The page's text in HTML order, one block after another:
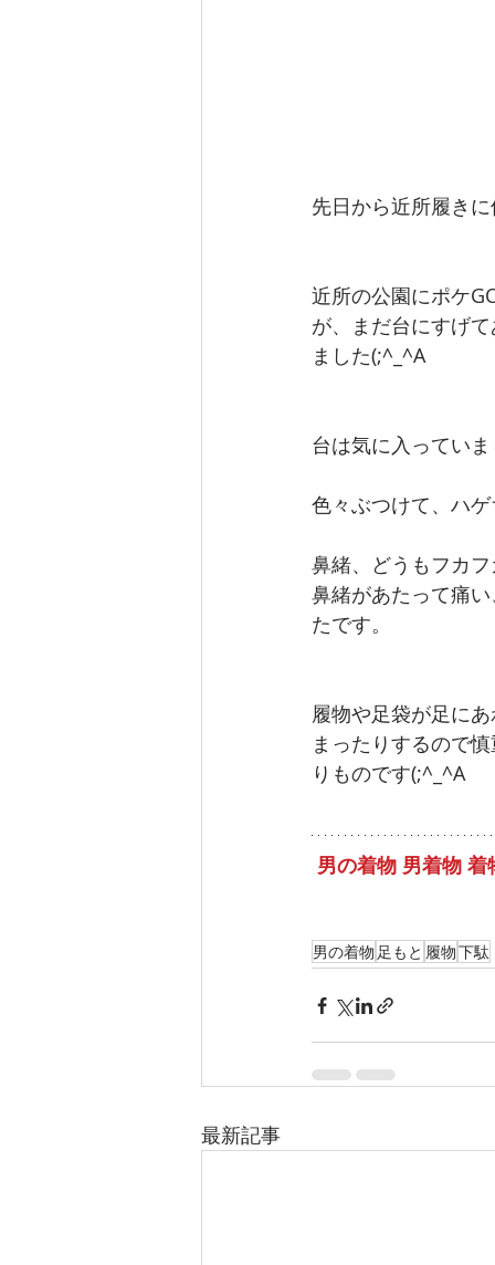
先日から近所履き
近所の公園にポケ
が、まだ台にすげ
ました(;^_^A
台は気に入っていま
色々ぶつけて、ハ
鼻緒、どうもフカ
鼻緒があたって痛
たです。
履物や足袋が足に
まったりするので
りものです(;^_^A
男の着物 男着物 着
男の着物 足もと 履物下駄
最新記事